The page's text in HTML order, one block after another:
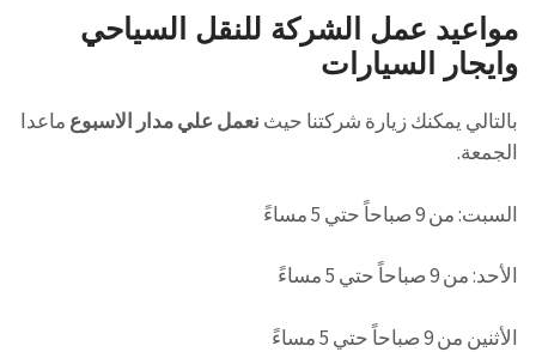
مواعيد عمل الشركة للنقل السياحي
وايجار السيارات
بالتالي يمكنك زيارة شركتنا حيث نعمل علي مدار الاسبوع ماعدا
الجمعة.
السبت: من 9 صباحاً حتي 5 مساءً
الأحد: من 9 صباحاً حتي 5 مساءً
الأثنين من 9 صباحاً حتي 5 مساءً